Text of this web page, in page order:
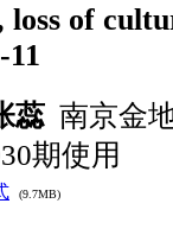
loss of
11
蕊 南京金
期使用
(9.7MB)